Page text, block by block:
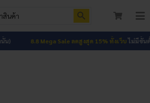
8.8 Mega Sale ลดสูงสุด 15% ทั้งเว็บไม่มีขั้นต่ำ (